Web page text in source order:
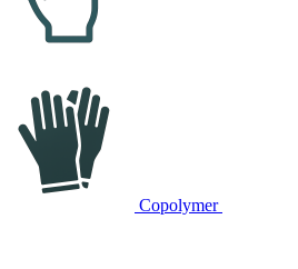
Copolymer